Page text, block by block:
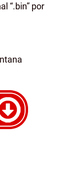
“.bin” por